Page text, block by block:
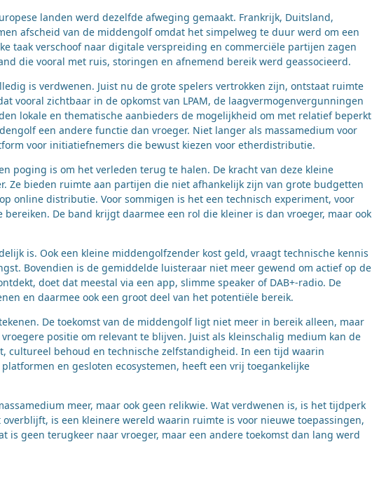
landen werd dezelfde afweging gemaakt. Frankrijk, Duitsland,
afscheid van de middengolf omdat het simpelweg te duur werd om een
taak verschoof naar digitale verspreiding en commerciële partijen zagen
die vooral met ruis, storingen en afnemend bereik werd geassocieerd.
is verdwenen. Juist nu de grote spelers vertrokken zijn, ontstaat ruimte
vooral zichtbaar in de opkomst van LPAM, de laagvermogenvergunningen
lokale en thematische aanbieders de mogelijkheid om met relatief beperkt
een andere functie dan vroeger. Niet langer als massamedium voor
voor initiatiefnemers die bewust kiezen voor etherdistributie.
poging is om het verleden terug te halen. De kracht van deze kleine
Ze bieden ruimte aan partijen die niet afhankelijk zijn van grote budgetten
online distributie. Voor sommigen is het een technisch experiment, voor
De band krijgt daarmee een rol die kleiner is dan vroeger, maar ook
is. Ook een kleine middengolfzender kost geld, vraagt technische kennis
Bovendien is de gemiddelde luisteraar niet meer gewend om actief op de
doet dat meestal via een app, slimme speaker of DAB+-radio. De
en daarmee ook een groot deel van het potentiële bereik.
De toekomst van de middengolf ligt niet meer in bereik alleen, maar
positie om relevant te blijven. Juist als kleinschalig medium kan de
cultureel behoud en technische zelfstandigheid. In een tijd waarin
en gesloten ecosystemen, heeft een vrij toegankelijke
meer, maar ook geen relikwie. Wat verdwenen is, is het tijdperk
is een kleinere wereld waarin ruimte is voor nieuwe toepassingen,
is geen terugkeer naar vroeger, maar een andere toekomst dan lang werd